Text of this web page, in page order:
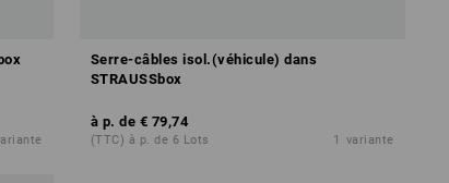
Serre-câbles isol.(véhicule) dans
STRAUSSbox
à p. de € 79,74
(TTC) à p. de 6 Lots 1 variante